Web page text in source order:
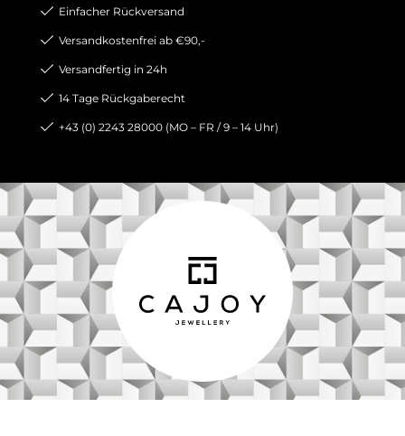
Einfacher Rückversand
Versandkostenfrei ab €90,-
Versandfertig in 24h
14 Tage Rückgaberecht
+43 (0) 2243 28000 (MO – FR / 9 – 14 Uhr)